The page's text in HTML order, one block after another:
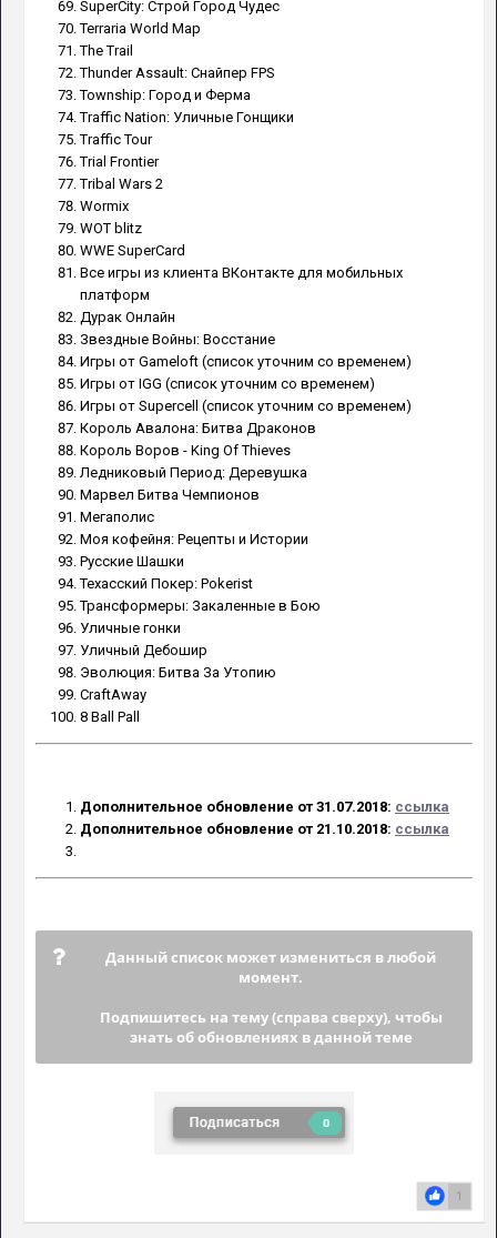
SuperCity: Строй Город Чудес
Terraria World Map
The Trail
Thunder Assault: Снайпер FPS
Township: Город и Ферма
Traffic Nation: Уличные Гонщики
Traffic Tour
Trial Frontier
Tribal Wars 2
Wormix
WOT blitz
WWE SuperCard
Все игры из клиента ВКонтакте для мобильных
платформ
Дурак Онлайн
Звездные Войны: Восстание
Игры от Gameloft (список уточним со временем)
Игры от IGG (список уточним со временем)
Игры от Supercell (список уточним со временем)
Король Авалона: Битва Драконов
Король Воров - King Of Thieves
Ледниковый Период: Деревушка
Марвел Битва Чемпионов
Мегаполис
Моя кофейня: Рецепты и Истории
Русские Шашки
Техасский Покер: Pokerist
Трансформеры: Закаленные в Бою
Уличные гонки
Уличный Дебошир
Эволюция: Битва За Утопию
CraftAway
8 Ball Pall
Дополнительное обновление от 31.07.2018: ссылка
Дополнительное обновление от 21.10.2018: ссылка
Данный список может измениться в любой
момент.
Подпишитесь на тему (справа сверху), чтобы
знать об обновлениях в данной теме
1